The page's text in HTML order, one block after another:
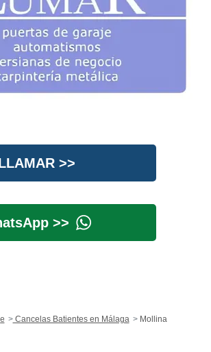
>>
>>
Cancelas Batientes en Málaga Mollina